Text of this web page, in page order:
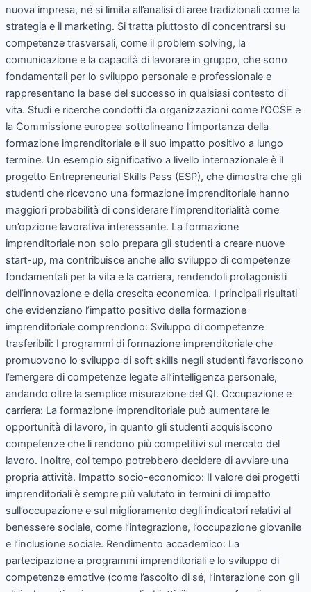
nuova impresa, né si limita all’analisi di aree tradizionali come la
strategia e il marketing. Si tratta piuttosto di concentrarsi su
competenze trasversali, come il problem solving, la
comunicazione e la capacità di lavorare in gruppo, che sono
fondamentali per lo sviluppo personale e professionale e
rappresentano la base del successo in qualsiasi contesto di
vita. Studi e ricerche condotti da organizzazioni come l’OCSE e
la Commissione europea sottolineano l’importanza della
formazione imprenditoriale e il suo impatto positivo a lungo
termine. Un esempio significativo a livello internazionale è il
progetto Entrepreneurial Skills Pass (ESP), che dimostra che gli
studenti che ricevono una formazione imprenditoriale hanno
maggiori probabilità di considerare l’imprenditorialità come
un’opzione lavorativa interessante. La formazione
imprenditoriale non solo prepara gli studenti a creare nuove
start-up, ma contribuisce anche allo sviluppo di competenze
fondamentali per la vita e la carriera, rendendoli protagonisti
dell’innovazione e della crescita economica. I principali risultati
che evidenziano l’impatto positivo della formazione
imprenditoriale comprendono: Sviluppo di competenze
trasferibili: I programmi di formazione imprenditoriale che
promuovono lo sviluppo di soft skills negli studenti favoriscono
l’emergere di competenze legate all’intelligenza personale,
andando oltre la semplice misurazione del QI. Occupazione e
carriera: La formazione imprenditoriale può aumentare le
opportunità di lavoro, in quanto gli studenti acquisiscono
competenze che li rendono più competitivi sul mercato del
lavoro. Inoltre, col tempo potrebbero decidere di avviare una
propria attività. Impatto socio-economico: Il valore dei progetti
imprenditoriali è sempre più valutato in termini di impatto
sull’occupazione e sul miglioramento degli indicatori relativi al
benessere sociale, come l’integrazione, l’occupazione giovanile
e l’inclusione sociale. Rendimento accademico: La
partecipazione a programmi imprenditoriali e lo sviluppo di
competenze emotive (come l’ascolto di sé, l’interazione con gli